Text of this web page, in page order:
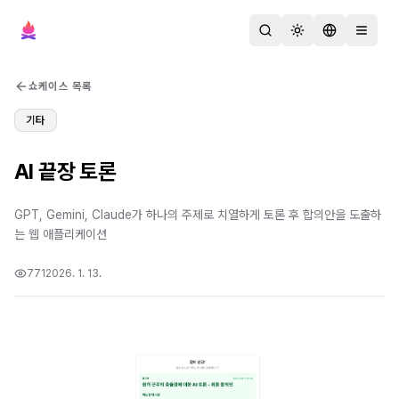
검색 테마 변경언어 변경메뉴 열
쇼케이스 목록
기타
AI 끝장 토론
GPT, Gemini, Claude가 하나의 주제로 치열하게 토론 후 합의안을 도출하
는 웹 애플리케이션
771 2026. 1. 13.